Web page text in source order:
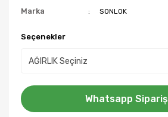
Marka SONLOK
Seçenekler
Whatsapp Sipariş